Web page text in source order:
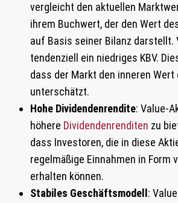
vergleicht den aktuellen
ihrem Buchwert, der den Wert
auf Basis seiner Bilanz darstellt.
tendenziell ein niedriges KBV.
dass der Markt den inneren
unterschätzt.
Hohe Dividendenrendite: Value-
höhere Dividendenrenditen zu
dass Investoren, die in diese
regelmäßige Einnahmen in Form
erhalten können.
Stabiles Geschäftsmodell :